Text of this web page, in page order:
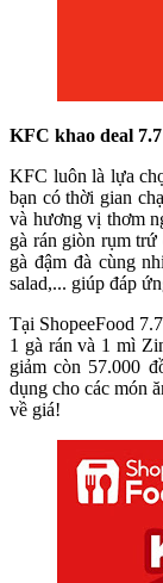
KFC khao deal
KFC luôn là lựa
bạn có thời gian
và hương vị thơm
gà rán giòn rụm trứ
gà đậm đà cùng
salad,... giúp đáp
Tại ShopeeFood
1 gà rán và 1 mì
giảm còn 57.000
dụng cho các món
về giá!